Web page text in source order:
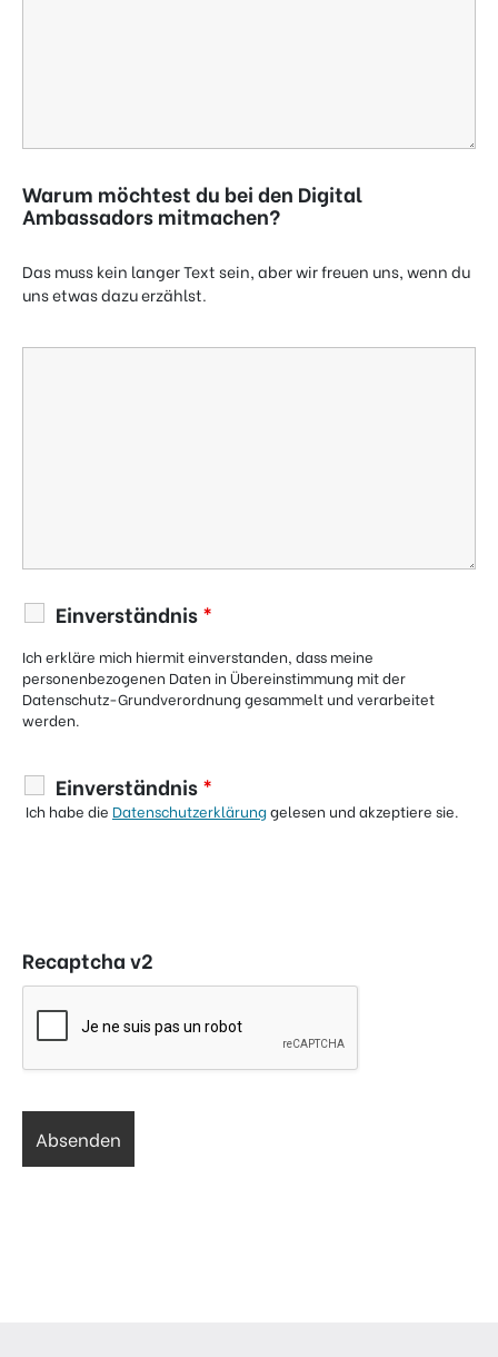
Warum möchtest du bei den Digital
Ambassadors mitmachen?
Das muss kein langer Text sein, aber wir freuen uns, wenn du
uns etwas dazu erzählst.
Einverständnis*
Ich erkläre mich hiermit einverstanden, dass meine
personenbezogenen Daten in Übereinstimmung mit der
Datenschutz-Grundverordnung gesammelt und verarbeitet
werden.
Einverständnis*
Ich habe die Datenschutzerklärunggelesen und akzeptiere sie.
Recaptcha v2